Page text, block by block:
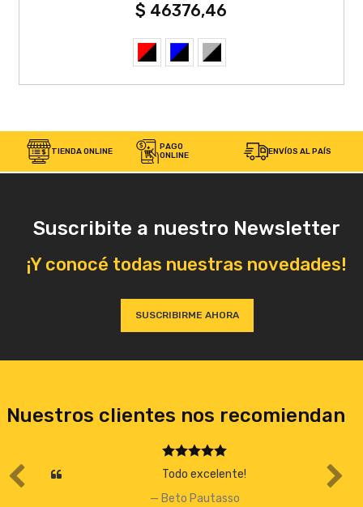
$ 46376,46
TIENDA ONLINE
PAGO
ONLINE
ENVÍOS AL PAÍS
Suscribite a nuestro Newsletter
¡Y conocé todas nuestras novedades!
SUSCRIBIRME AHORA
Nuestros clientes nos recomiendan
Todo excelente!
Beto Pautasso